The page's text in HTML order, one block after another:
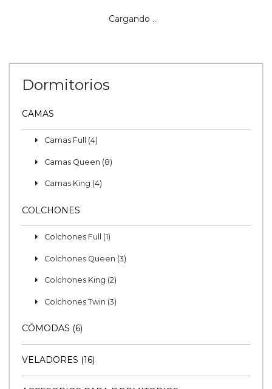
Cargando ...
Dormitorios
CAMAS
Camas Full (4)
Camas Queen (8)
Camas King (4)
COLCHONES
Colchones Full (1)
Colchones Queen (3)
Colchones King (2)
Colchones Twin (3)
CÓMODAS (6)
VELADORES (16)